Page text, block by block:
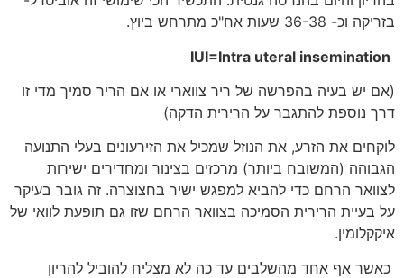
בזריקה וכ- 36-38 שעות אח"כ מתרחש ביוץ.
IUI=Intra uteral insemination
(אם יש בעיה בהפרשה של ריר צווארי או אם הריר סמיך מדי זו
דרך נוספת להתגבר על הרירית הדקה)
לוקחים את הזרע, את הנוזל שמכיל את הזירעונים בעלי התנועה
הגבוהה (המשובח ביותר) מרכזים בצינור ומחדירים ישירות
לצוואר הרחם כדי להביא למפגש ישיר בחצוצרה. זה גובר בעיקר
על בעיית הרירית הסמיכה בצוואר הרחם שזו גם תופעת לוואי של
איקקלומין.
כאשר אף אחד מהשלבים עד כה לא מצליח להוביל להריון